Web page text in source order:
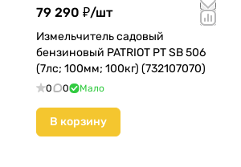
79 290 ₽/шт
Измельчитель садовый
бензиновый PATRIOT PT SB 506
(7лс; 100мм; 100кг) (732107070)
0 0 Мало
В корзину